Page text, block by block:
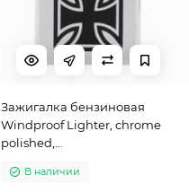
Зажигалка бензиновая
Windproof Lighter, chrome
polished,
В наличии